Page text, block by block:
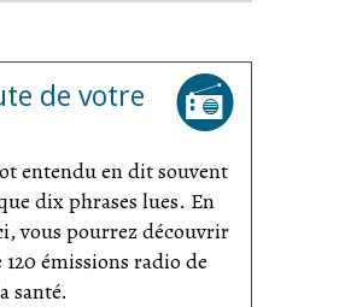
de votre
entendu en dit souvent
dix phrases lues. En
vous pourrez découvrir
émissions radio de
santé.